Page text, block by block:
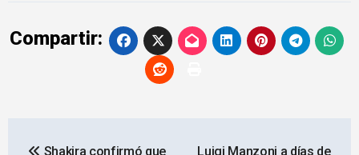
Compartir:
Shakira confirmó que
Luigi Manzoni a días de